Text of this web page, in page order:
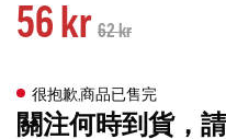
56 kr 62 kr
很抱歉,商品已售完
關注何時到貨，